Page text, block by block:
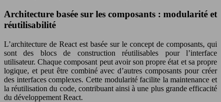
Architecture basée sur les composants : modularité et
réutilisabilité
L’architecture de React est basée sur le concept de composants, qui
sont des blocs de construction réutilisables pour l’interface
utilisateur. Chaque composant peut avoir son propre état et sa propre
logique, et peut être combiné avec d’autres composants pour créer
des interfaces complexes. Cette modularité facilite la maintenance et
la réutilisation du code, contribuant ainsi à une plus grande efficacité
du développement React.